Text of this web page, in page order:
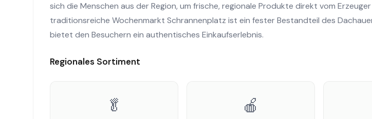
sich die Menschen aus der Region, um frische, regionale Produkte direkt vom
traditionsreiche Wochenmarkt Schrannenplatz ist ein fester Bestandteil des
bietet den Besuchern ein authentisches Einkaufserlebnis.
Regionales Sortiment
🥬 🍎